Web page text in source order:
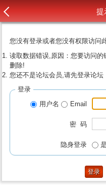
提
您没有登录或者您没有权限访问
读取数据错误,原因：您要访问
删除!
您还不是论坛会员,请先登录论坛
登录
用户名
Email
密 码
隐身登录 是